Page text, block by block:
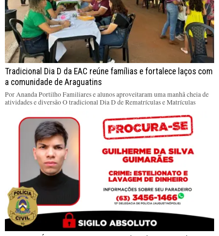
Tradicional Dia D da EAC reúne famílias e fortalece laços com
a comunidade de Araguatins
Por Ananda Portilho Familiares e alunos aproveitaram uma manhã cheia de
atividades e diversão O tradicional Dia D de Rematrículas e Matrículas